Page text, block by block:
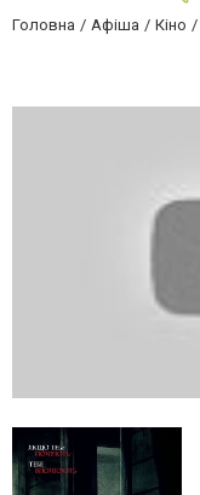
Головна Афіша Кіно